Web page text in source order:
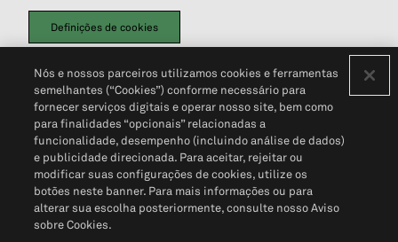
Definições de cookies
Política de PrivacidadePortal de privacidade do cliente (em inglês)
Não Venda Minhas Informações Pessoais© 2026 S&P Global
Nós e nossos parceiros utilizamos cookies e ferramentas
semelhantes (“Cookies”) conforme necessário para
fornecer serviços digitais e operar nosso site, bem como
para finalidades “opcionais” relacionadas a
funcionalidade, desempenho (incluindo análise de dados)
e publicidade direcionada. Para aceitar, rejeitar ou
modificar suas configurações de cookies, utilize os
botões neste banner. Para mais informações ou para
alterar sua escolha posteriormente, consulte nosso Aviso
sobre Cookies.